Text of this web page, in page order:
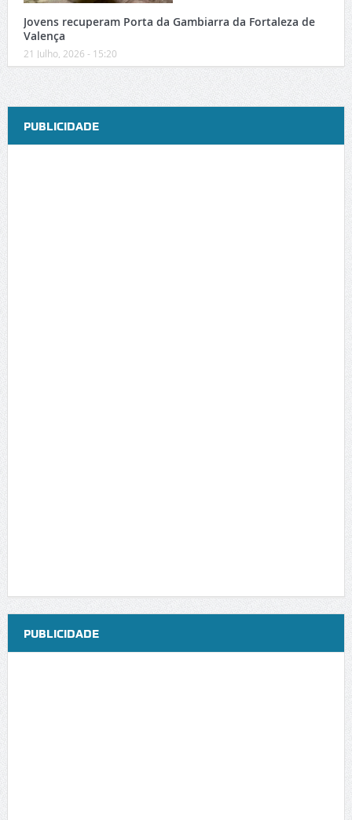
Jovens recuperam Porta da Gambiarra da Fortaleza de
Valença
21 Julho, 2026 - 15:20
PUBLICIDADE
PUBLICIDADE